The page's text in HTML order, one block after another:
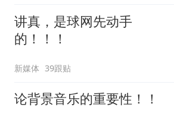
讲真，是球网先动手
的！！！
新媒体 39跟贴
论背景音乐的重要性！！